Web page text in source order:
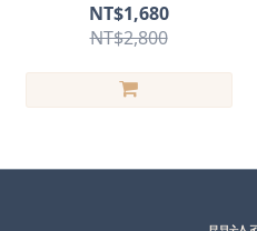
NT$1,680
NT$2,800